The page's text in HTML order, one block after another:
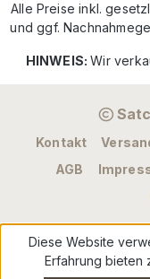
Alle Preise inkl.
und ggf.
HINWEIS:Wir
Kontakt
AGB
Diese Website
Erfahrung bieten